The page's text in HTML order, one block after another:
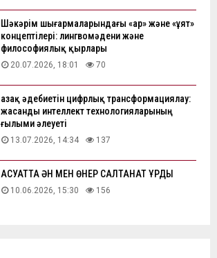
Шәкәрім шығармаларындағы «ар» және «ұят»
концептілері: лингвомәдени және
философиялық қырлары
20.07.2026, 18:01 70
Қазақ әдебиетін цифрлық трансформациялау:
жасанды интеллект технологияларының
ғылыми әлеуеті
13.07.2026, 14:34 137
АҚСУАТТА ӘН МЕН ӨНЕР САЛТАНАТ ҚҰРДЫ
10.06.2026, 15:30 156